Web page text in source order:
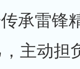
承雷锋
主动担